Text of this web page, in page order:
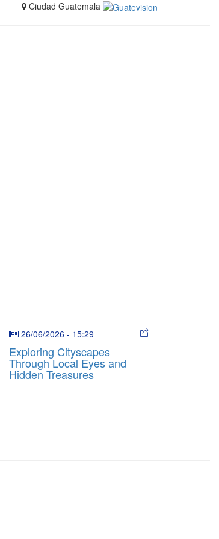
Ciudad Guatemala
26/06/2026 - 15:29
Exploring Cityscapes
Through Local Eyes and
Hidden Treasures